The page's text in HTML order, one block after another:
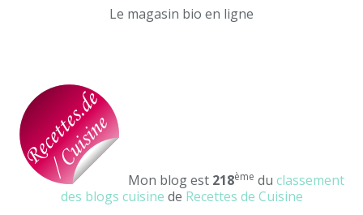
Le magasin bio en ligne
Mon blog est 218ème du classement
des blogs cuisine de Recettes de Cuisine